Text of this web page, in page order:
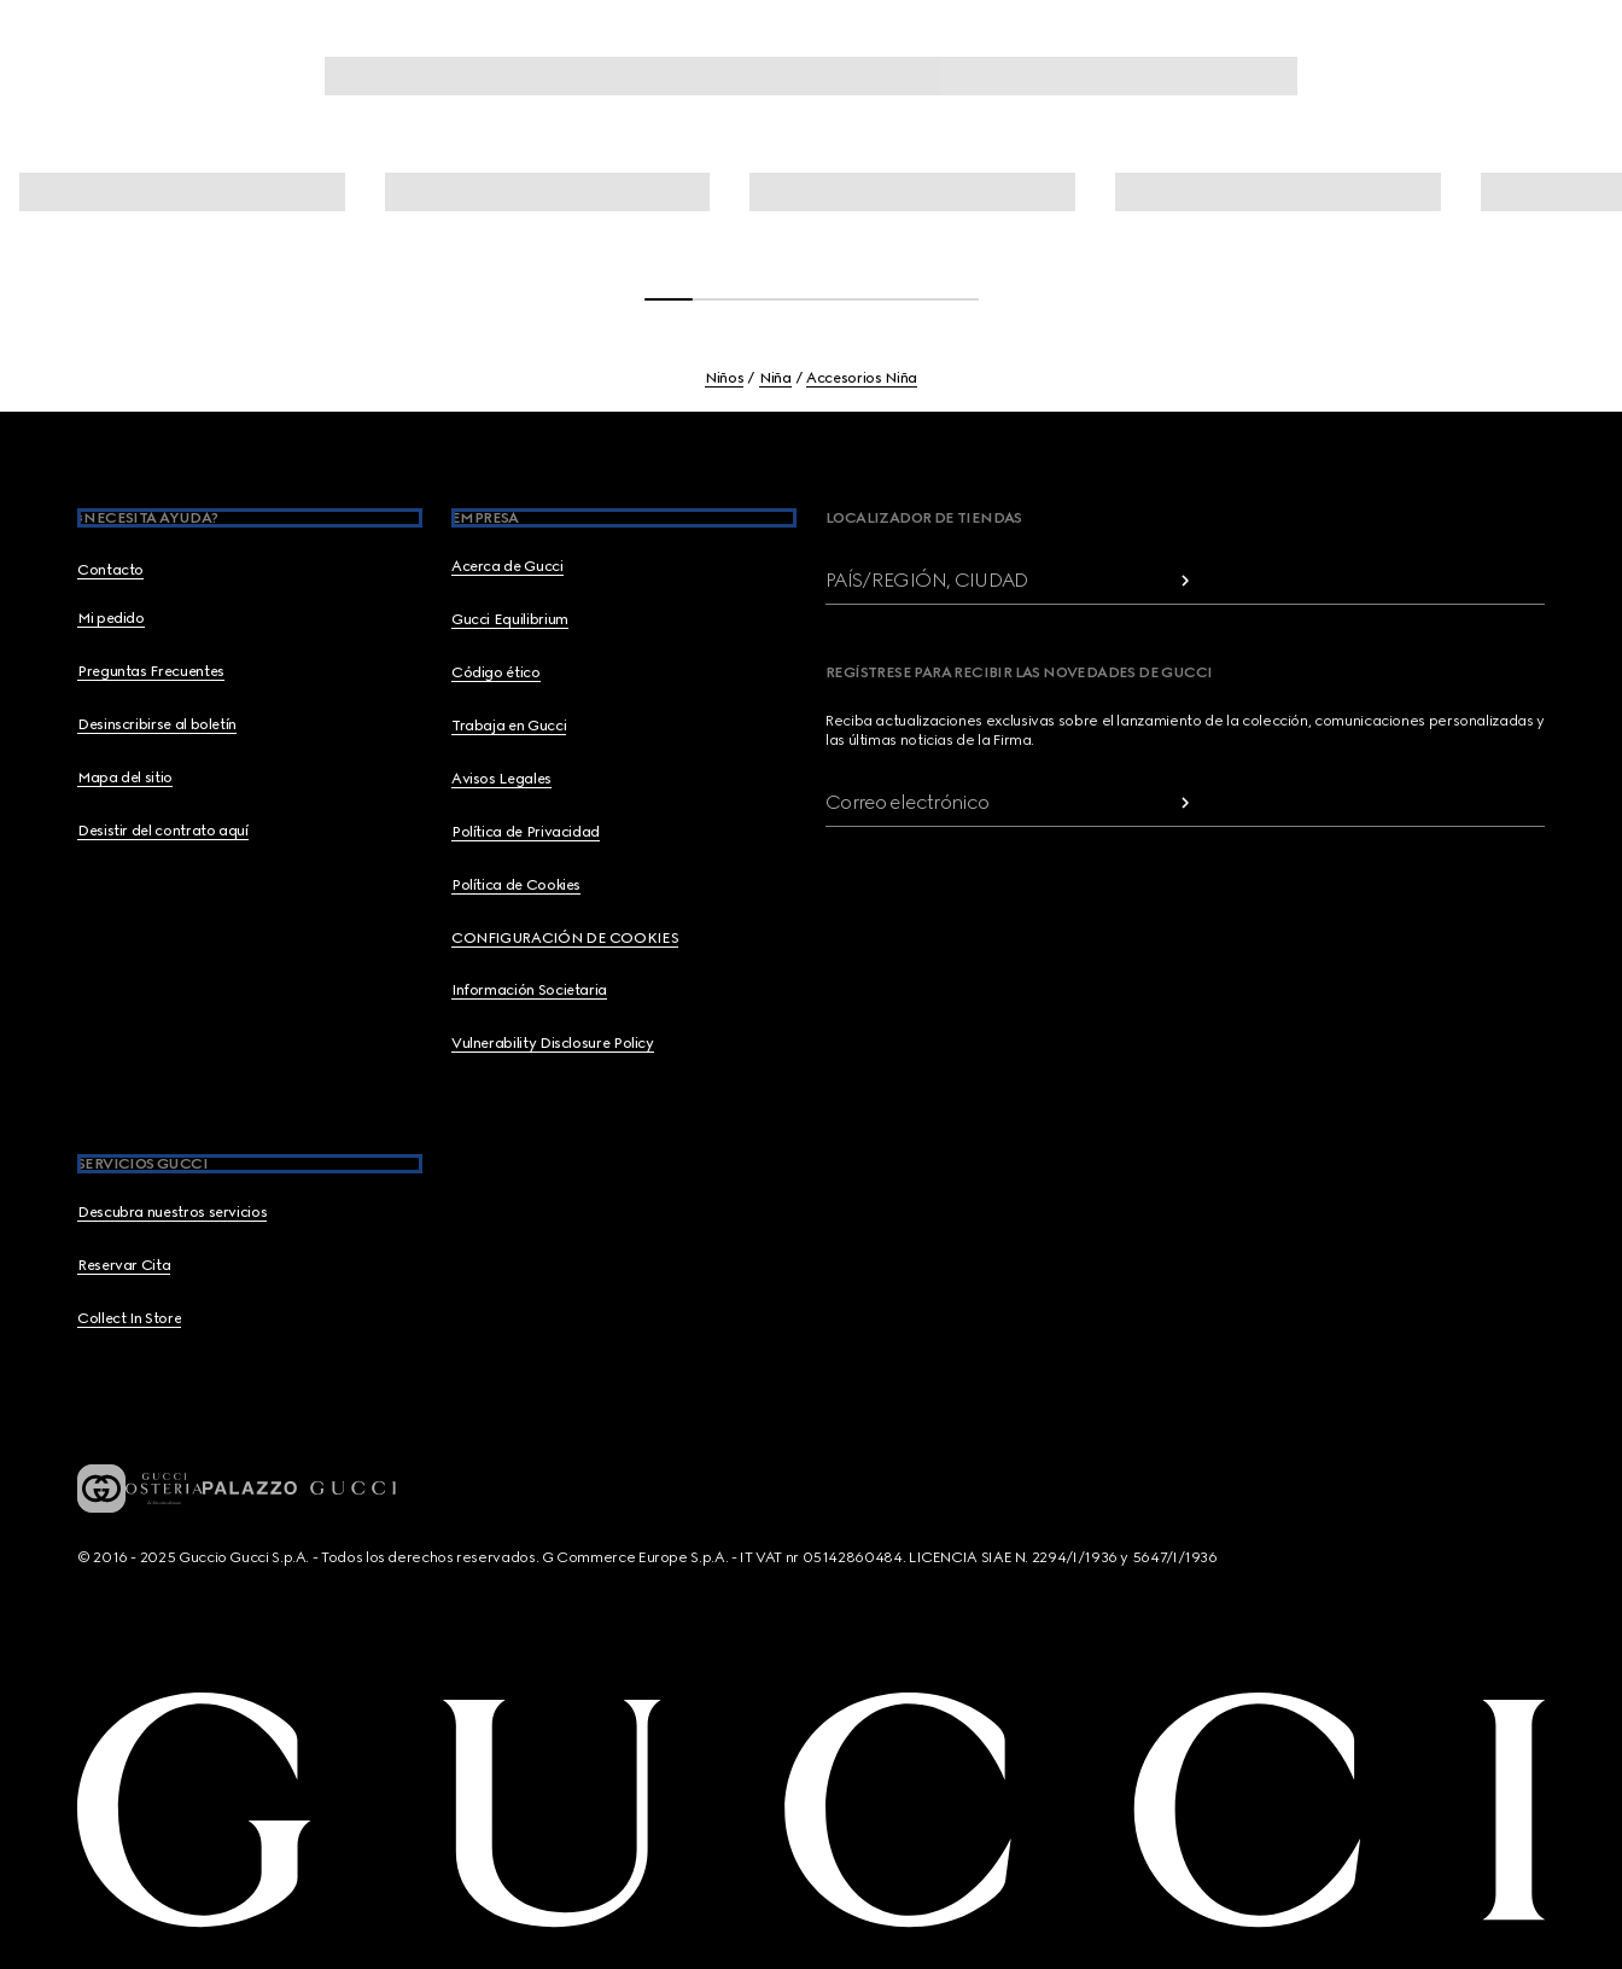
Niños Niña Accesorios Niña
¿NECESITA AYUDA?
Contacto
Mi pedido
Preguntas Frecuentes
Desinscribirse al boletín
Mapa del sitio
Desistir del contrato aquí
EMPRESA
Acerca de Gucci
Gucci Equilibrium
Código ético
Trabaja en Gucci
Avisos Legales
Política de Privacidad
Política de Cookies
CONFIGURACIÓN DE COOKIES
Información Societaria
Vulnerability Disclosure Policy
SERVICIOS GUCCI
Descubra nuestros servicios
Reservar Cita
Collect In Store
LOCALIZADOR DE TIENDAS
PAÍS/REGIÓN, CIUDAD
REGÍSTRESE PARA RECIBIR LAS NOVEDADES DE GUCCI
Reciba actualizaciones exclusivas sobre el lanzamiento de la colección, comunicaciones personalizadas y
las últimas noticias de la Firma.
Correo electrónico
© 2016 - 2025 Guccio Gucci S.p.A. - Todos los derechos reservados. G Commerce Europe S.p.A. - IT VAT nr 05142860484. LICENCIA SIAE N. 2294/I/1936 y 5647/I/1936